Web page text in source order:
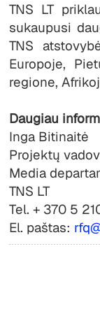
TNS LT
sukaupusi
TNS
Europoje,
regione,
Daugiau
Inga Bitinaitė
Projektų
Media
TNS LT
Tel. + 370 5
El. paštas: